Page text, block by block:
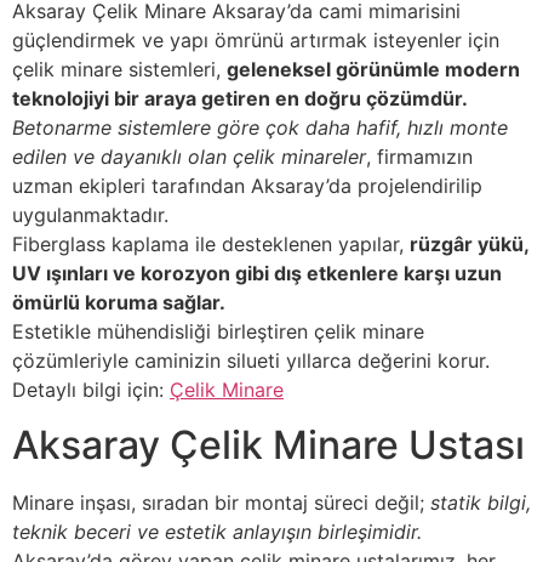
Aksaray Çelik Minare Aksaray’da cami mimarisini
güçlendirmek ve yapı ömrünü artırmak isteyenler için
çelik minare sistemleri, geleneksel görünümle modern
teknolojiyi bir araya getiren en doğru çözümdür.
Betonarme sistemlere göre çok daha hafif, hızlı monte
edilen ve dayanıklı olan çelik minareler, firmamızın
uzman ekipleri tarafından Aksaray’da projelendirilip
uygulanmaktadır.
Fiberglass kaplama ile desteklenen yapılar, rüzgâr yükü,
UV ışınları ve korozyon gibi dış etkenlere karşı uzun
ömürlü koruma sağlar.
Estetikle mühendisliği birleştiren çelik minare
çözümleriyle caminizin silueti yıllarca değerini korur.
Detaylı bilgi için: Çelik Minare
Aksaray Çelik Minare Ustası
Minare inşası, sıradan bir montaj süreci değil; statik bilgi,
teknik beceri ve estetik anlayışın birleşimidir.